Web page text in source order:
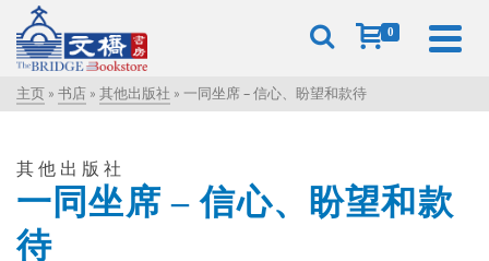
0
主页 » 书店 » 其他出版社 » 一同坐席 – 信心、盼望和款待
其他出版社
一同坐席 – 信心、盼望和款
待